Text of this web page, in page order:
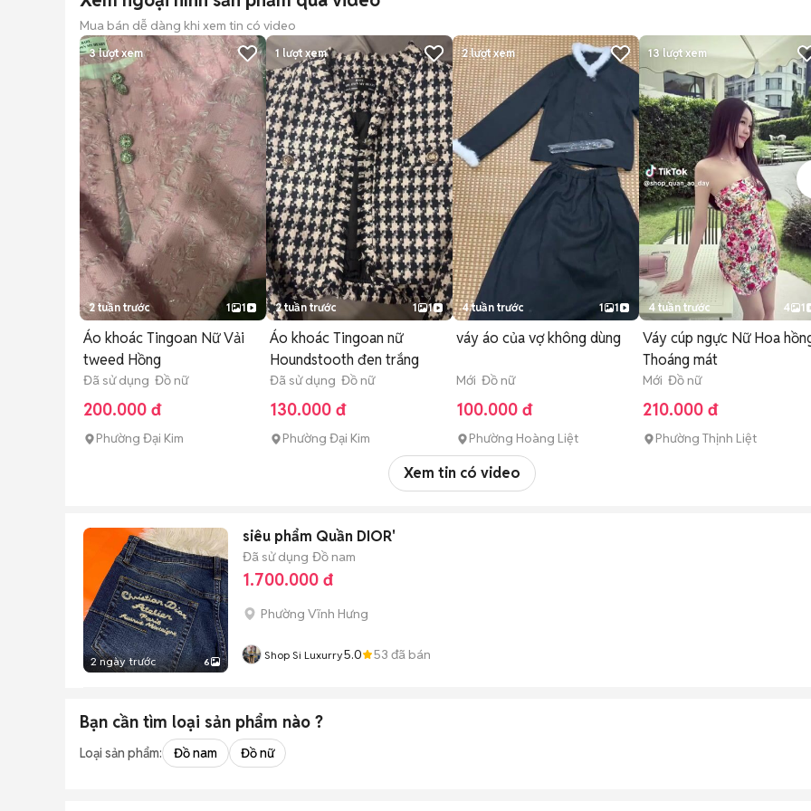
Mua bán dễ dàng khi xem tin có video
3lượt xem
2 tuần trước 1 1
Áo khoác Tingoan Nữ Vải
tweed Hồng
Đã sử dụng Đồ nữ
200.000 đ
Phường Đại Kim
1 lượt xem
2 tuần trước 1 1
Áo khoác Tingoan nữ
Houndstooth đen trắng
Đã sử dụng Đồ nữ
130.000 đ
Phường Đại Kim
2lượt xem
4 tuần trước 1 1
váy áo của vợ không dùng
Mới Đồ nữ
100.000 đ
Phường Hoàng Liệt
13 lượt xem
4 tuần trước 4 1
Váy cúp ngực Nữ Hoa
Thoáng mát
Mới Đồ nữ
210.000 đ
Phường Thịnh Liệt
Xem tin có video
2 ngày trước 6
siêu phẩm Quần DIOR'
Đã sử dụng Đồ nam
1.700.000 đ
Phường Vĩnh Hưng
Shop Si Luxurry5.0 53 đã bán
Bạn cần tìm loại sản phẩm nào ?
Loại sản phẩm: Đồ nam Đồ nữ